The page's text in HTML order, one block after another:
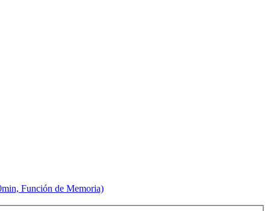
Función de Memoria)